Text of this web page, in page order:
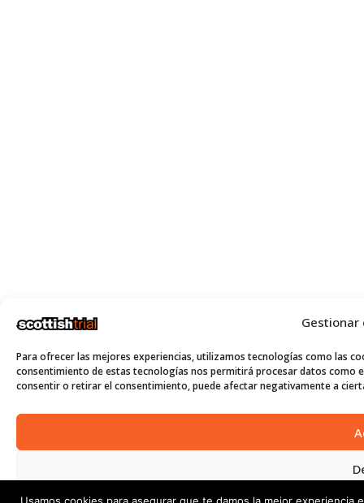
Para ofrecer las mejores experiencias, utilizamos tecnologías como las
consentimiento de estas tecnologías nos permitirá procesar datos como
consentir o retirar el consentimiento, puede afectar negativamente a